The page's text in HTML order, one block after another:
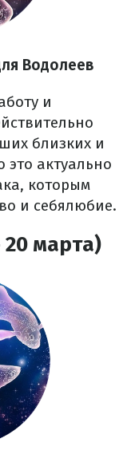
Водолеев
и
близких и
это актуально
которым
и себялюбие.
марта)